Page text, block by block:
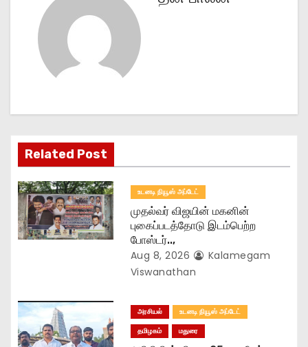
g
a
t
i
o
Related Post
உடனடி நியூஸ் அப்டேட்
முதல்வர் விஜயின் மகனின்
புகைப்படத்தோடு இடம்பெற்ற
போஸ்டர்..,
Aug 8, 2026
Kalamegam
Viswanathan
அரசியல்
உடனடி நியூஸ் அப்டேட்
தமிழகம்
மதுரை